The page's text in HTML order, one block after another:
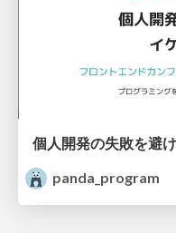
panda_program